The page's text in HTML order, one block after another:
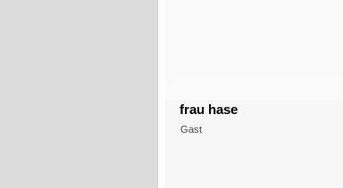
frau hase
Gast